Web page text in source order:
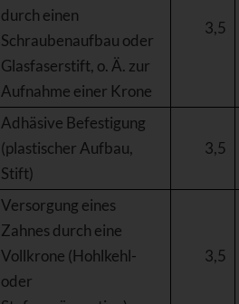
durch einen
Schraubenaufbau oder
Glasfaserstift, o. Ä. zur
Aufnahme einer Krone
3,5
Adhäsive Befestigung
(plastischer Aufbau,
Stift)
3,5
Versorgung eines
Zahnes durch eine
Vollkrone (Hohlkehl-
oder
3,5